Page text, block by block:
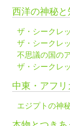
西洋の神秘と
ザ・シークレ
ザ・シークレ
不思議の国の
ザ・シークレ
中東・アフ
エジプトの神